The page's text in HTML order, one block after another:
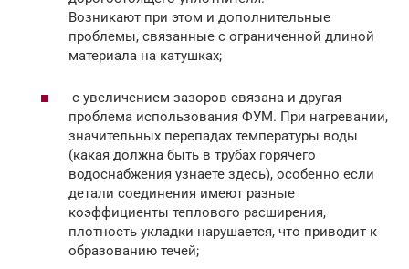
Возникают при этом и дополнительные
проблемы, связанные с ограниченной длиной
материала на катушках;
с увеличением зазоров связана и другая
проблема использования ФУМ. При нагревании,
значительных перепадах температуры воды
(какая должна быть в трубах горячего
водоснабжения узнаете здесь), особенно если
детали соединения имеют разные
коэффициенты теплового расширения,
плотность укладки нарушается, что приводит к
образованию течей;